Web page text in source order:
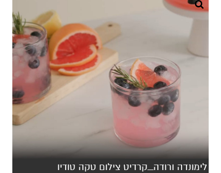
לימונדה ורודה_קרדיט צילום טקה טודיו